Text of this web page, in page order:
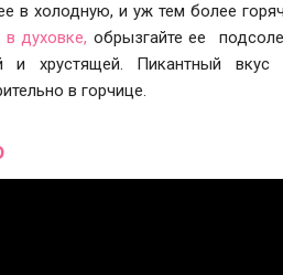
в холодную, и уж тем более
в духовке, обрызгайте ее
и хрустящей. Пикантный
в горчице.